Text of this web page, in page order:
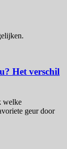
Het verschil
welke
geur door